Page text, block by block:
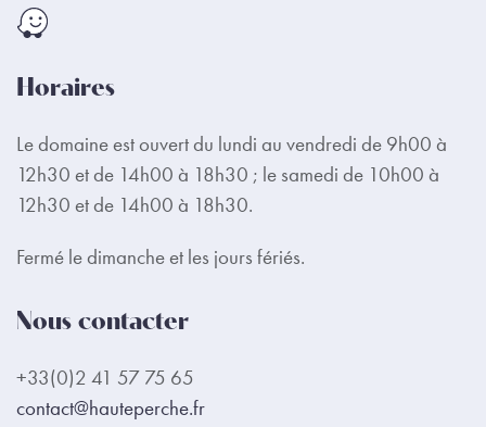
Horaires
Le domaine est ouvert du lundi au vendredi de 9h00 à
12h30 et de 14h00 à 18h30 ; le samedi de 10h00 à
12h30 et de 14h00 à 18h30.
Fermé le dimanche et les jours fériés.
Nous contacter
+33(0)2 41 57 75 65
contact@hauteperche.fr